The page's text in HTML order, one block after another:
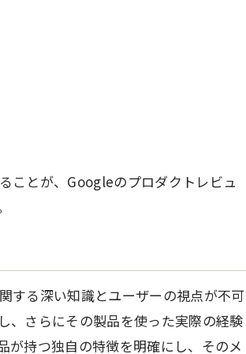
ことが、Googleのプロダクトレビュ
する深い知識とユーザーの視点が不可
、さらにその製品を使った実際の経験
が持つ独自の特徴を明確にし、そのメ